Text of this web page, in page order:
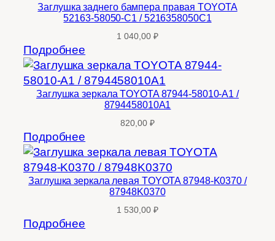
Заглушка заднего бампера правая TOYOTA
52163-58050-C1 / 5216358050C1
1 040,00 ₽
Подробнее
Заглушка зеркала TOYOTA 87944-58010-A1 /
8794458010A1
820,00 ₽
Подробнее
Заглушка зеркала левая TOYOTA 87948-K0370 /
87948K0370
1 530,00 ₽
Подробнее